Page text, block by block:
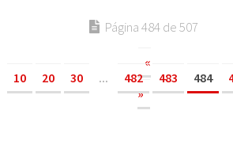
Página 484 de 507
«
10 20 30 ... 482 483 484
»